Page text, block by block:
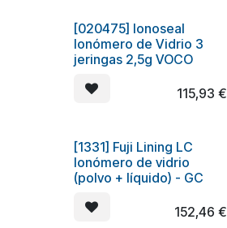
[020475] Ionoseal
Ionómero de Vidrio 3
jeringas 2,5g VOCO
115,93 €
[1331] Fuji Lining LC
Ionómero de vidrio
(polvo + líquido) - GC
152,46 €